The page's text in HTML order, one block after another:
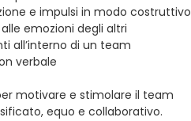
e impulsi in modo costruttivo
emozioni degli altri
all’interno di un team
verbale
motivare e stimolare il team
equo e collaborativo.